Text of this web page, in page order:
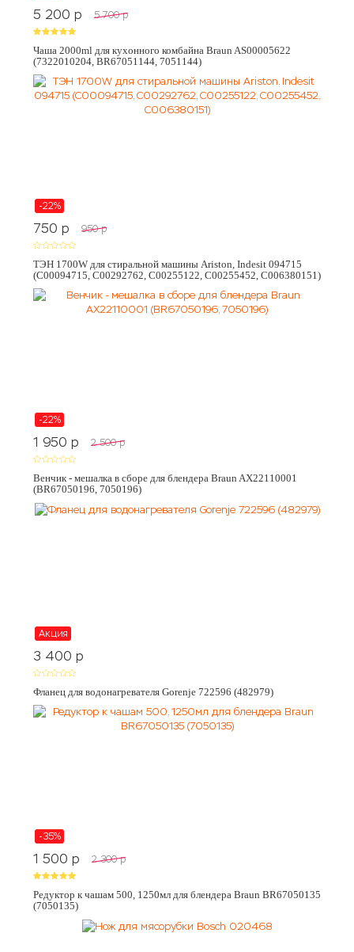
5 200 p 5 700 p
Чаша 2000ml для кухонного комбайна Braun AS00005622
(7322010204, BR67051144, 7051144)
-22%
750 p 950 p
ТЭН 1700W для стиральной машины Ariston, Indesit 094715
(C00094715, C00292762, C00255122, C00255452, C006380151)
-22%
1 950 p 2 500 p
Венчик - мешалка в сборе для блендера Braun AX22110001
(BR67050196, 7050196)
Акция
3 400 p
Фланец для водонагревателя Gorenje 722596 (482979)
-35%
1 500 p 2 300 p
Редуктор к чашам 500, 1250мл для блендера Braun BR67050135
(7050135)